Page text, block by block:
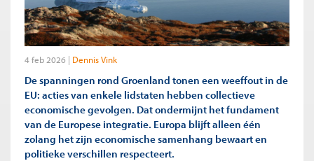
4 feb 2026 Dennis Vink
De spanningen rond Groenland tonen een weeffout in de
EU: acties van enkele lidstaten hebben collectieve
economische gevolgen. Dat ondermijnt het fundament
van de Europese integratie. Europa blijft alleen één
zolang het zijn economische samenhang bewaart en
politieke verschillen respecteert.